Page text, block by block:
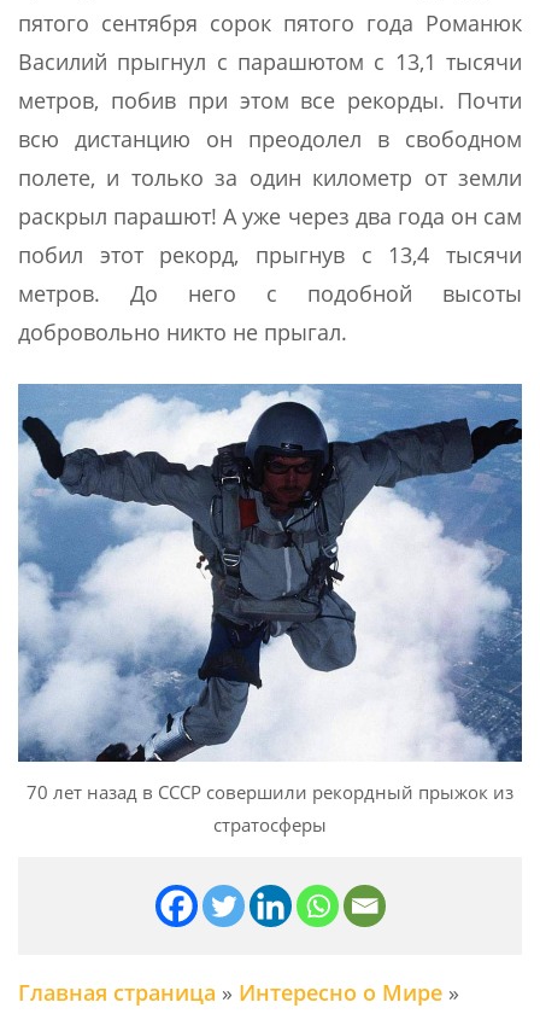
пятого сентября сорок пятого года Романюк
Василий прыгнул с парашютом с 13,1 тысячи
метров, побив при этом все рекорды. Почти
всю дистанцию он преодолел в свободном
полете, и только за один километр от земли
раскрыл парашют! А уже через два года он сам
побил этот рекорд, прыгнув с 13,4 тысячи
метров. До него с подобной высоты
добровольно никто не прыгал.
70 лет назад в СССР совершили рекордный прыжок из
стратосферы
Главная страница » Интересно о Мире »